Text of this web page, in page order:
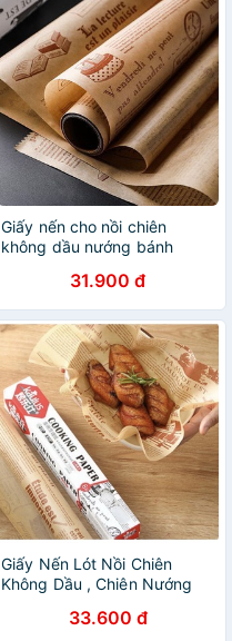
Giấy nến cho nồi chiên
không dầu nướng bánh
không dầu chống dính
31.900 đ
Giấy Nến Lót Nồi Chiên
Không Dầu , Chiên Nướng
Thấm Dầu33.600 đ